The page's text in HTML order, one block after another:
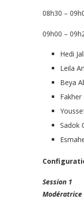
08h30 –
09h00 –
Hedi
Leila
Beya
Sadok
Session 1
Modératrice